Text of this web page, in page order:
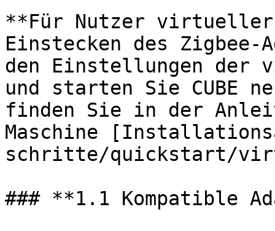
**Für Nutzer virtueller
Einstecken des
den Einstellungen der
und starten Sie
finden Sie in der
Maschine
schritte/quickstart/
### **1.1 Kompatible